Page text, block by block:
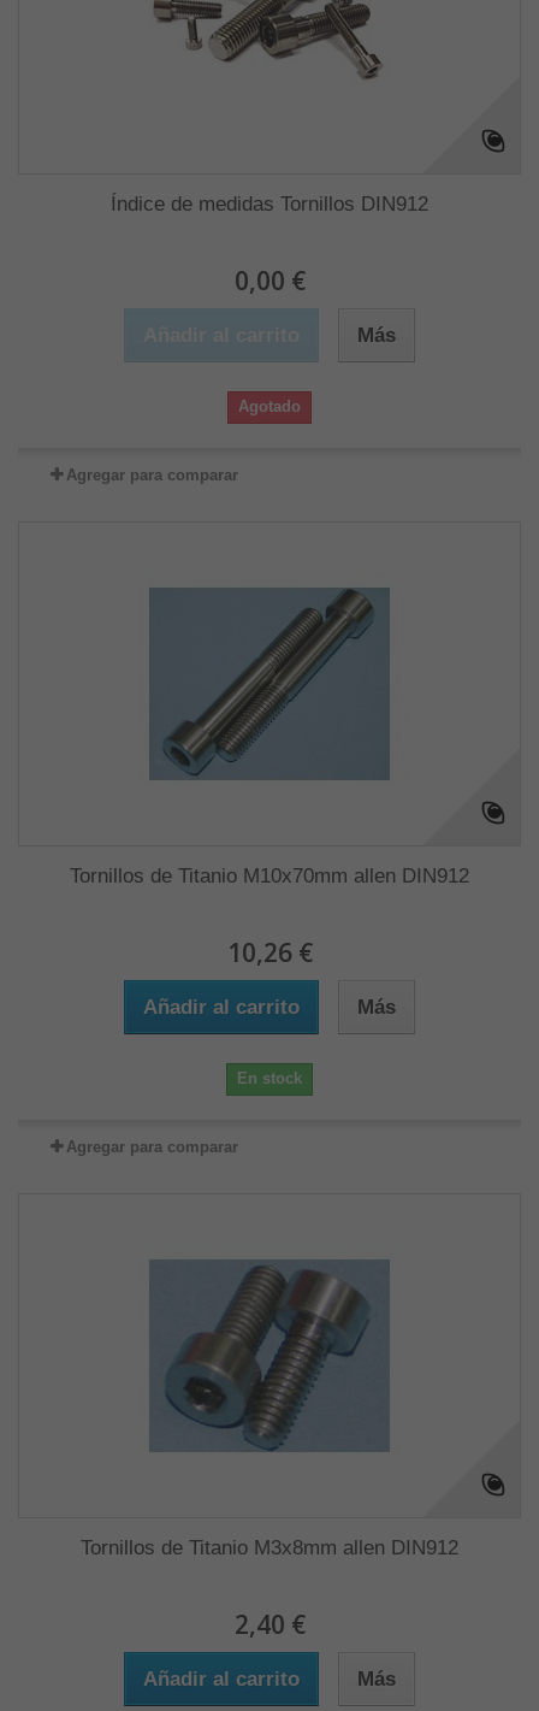
Índice de medidas Tornillos DIN912
0,00 €
Más
Agotado
Agregar para comparar
Tornillos de Titanio M10x70mm allen DIN912
10,26 €
Añadir al carrito Más
En stock
Agregar para comparar
Tornillos de Titanio M3x8mm allen DIN912
2,40 €
Añadir al carrito Más